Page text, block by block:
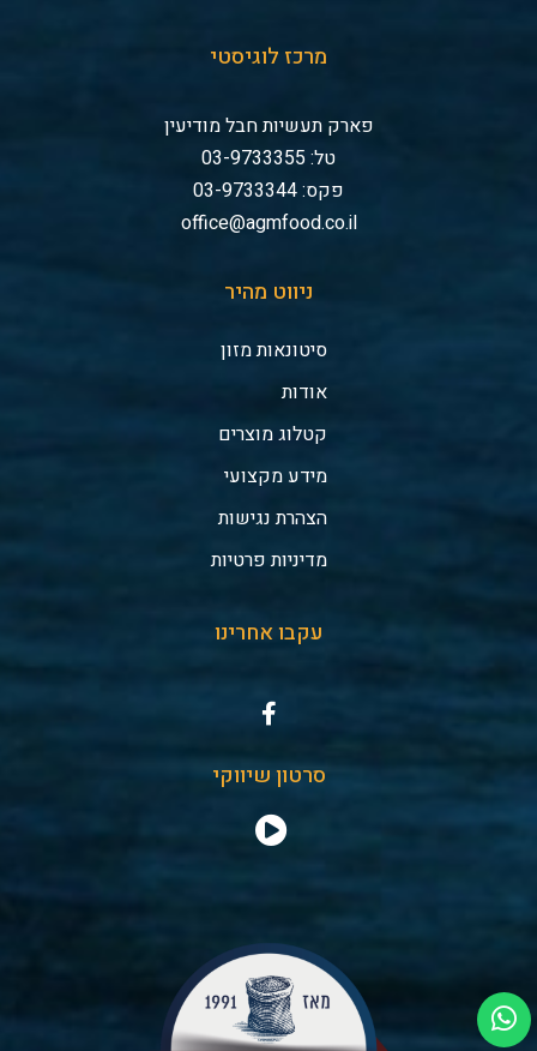
מרכז לוגיסטי
פארק תעשיות חבל מודיעין
טל: 03-9733355
פקס: 03-9733344
office@agmfood.co.il
ניווט מהיר
סיטונאות מזון
אודות
קטלוג מוצרים
מידע מקצועי
הצהרת נגישות
מדיניות פרטיות
עקבו אחרינו
סרטון שיווקי